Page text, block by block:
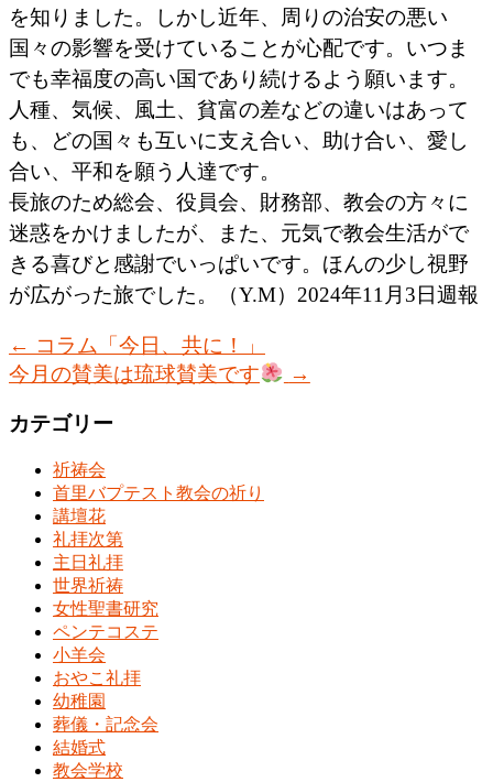
を知りました。しかし近年、周りの治安の悪い
国々の影響を受けていることが心配です。いつま
でも幸福度の高い国であり続けるよう願います。
人種、気候、風土、貧富の差などの違いはあって
も、どの国々も互いに支え合い、助け合い、愛し
合い、平和を願う人達です。
長旅のため総会、役員会、財務部、教会の方々に
迷惑をかけましたが、また、元気で教会生活がで
きる喜びと感謝でいっぱいです。ほんの少し視野
が広がった旅でした。（Y.M）2024年11月3日週報
← コラム「今日、共に！」
今月の賛美は琉球賛美です
→
カテゴリー
祈祷会
首里バプテスト教会の祈り
講壇花
礼拝次第
主日礼拝
世界祈祷
女性聖書研究
ペンテコステ
小羊会
おやこ礼拝
幼稚園
葬儀・記念会
結婚式
教会学校